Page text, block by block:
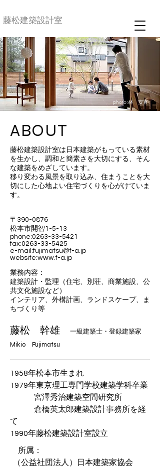
藤松建築設計室
photo:林安直
ABOUT
藤松建築設計室は日本建築がもっている素材
を生かし、調和と簡素さを大切にする、そん
な建築をめざしています。
移り変わる風景を取り込み、住まうことを大
切にした心地よい住宅づくりを心がけていま
す。
〒390-0876
松本市開智1-5-13
phone:0263-33-5421
fax:0263-33-5425
e-mail:fujimatsu@f-a.jp
website:www.f-a.jp
業務内容：
建築設計・監理（住宅、別荘、商業施設、公
共文化施設など）
インテリア、外構計画、ランドスケープ、ま
ちづくり等
藤松 幹雄
一級建築士・登録建築家
​Mikio Fujimatsu
1958年松本市生まれ
1979年東京理工専門学校建築学科卒業
宮澤秀治建築空間研究所
倉橋英太郎建築設計事務所を経
て
1990年藤松建築設計室設立
​ 所属：
（公益社団法人）日本建築家協会